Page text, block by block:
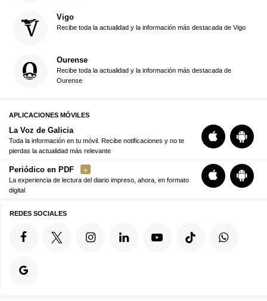
Vigo
Recibe toda la actualidad y la información más destacada de Vigo
Ourense
Recibe toda la actualidad y la información más destacada de
Ourense
APLICACIONES MÓVILES
La Voz de Galicia
Toda la información en tu móvil. Recibe notificaciones y no te
pierdas la actualidad más relevante
Periódico en PDF
La experiencia de lectura del diario impreso, ahora, en formato
digital
REDES SOCIALES